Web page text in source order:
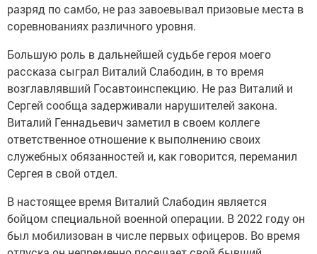
разряд по самбо, не раз завоевывал призовые места в
соревнованиях различного уровня.
Большую роль в дальнейшей судьбе героя моего
рассказа сыграл Виталий Слабодин, в то время
возглавлявший Госавтоинспекцию. Не раз Виталий и
Сергей сообща задерживали нарушителей закона.
Виталий Геннадьевич заметил в своем коллеге
ответственное отношение к выполнению своих
служебных обязанностей и, как говорится, переманил
Сергея в свой отдел.
В настоящее время Виталий Слабодин является
бойцом специальной военной операции. В 2022 году он
был мобилизован в числе первых офицеров. Во время